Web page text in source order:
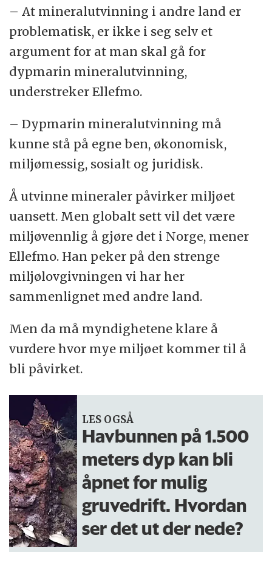
– At mineralutvinning i andre land er
problematisk, er ikke i seg selv et
argument for at man skal gå for
dypmarin mineralutvinning,
understreker Ellefmo.
– Dypmarin mineralutvinning må
kunne stå på egne ben, økonomisk,
miljømessig, sosialt og juridisk.
Å utvinne mineraler påvirker miljøet
uansett. Men globalt sett vil det være
miljøvennlig å gjøre det i Norge, mener
Ellefmo. Han peker på den strenge
miljølovgivningen vi har her
sammenlignet med andre land.
Men da må myndighetene klare å
vurdere hvor mye miljøet kommer til å
bli påvirket.
LES OGSÅ
Havbunnen på 1.500
meters dyp kan bli
åpnet for mulig
gruvedrift. Hvordan
ser det ut der nede?